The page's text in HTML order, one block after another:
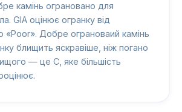
камінь ограновано для
GIA оцінює огранку від
«Poor». Добре ограноваий камінь
блищить яскравіше, ніж погано
— це C, яке більшість